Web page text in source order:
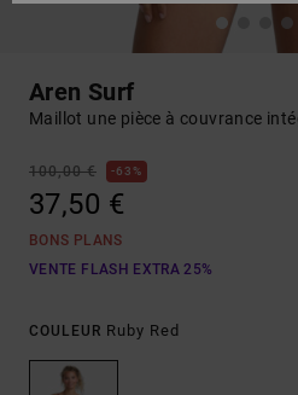
Aren Surf
Maillot une pièce à couvrance
100,00 € 63%
37,50 €
BONS PLANS
VENTE FLASH EXTRA 25%
COULEUR Ruby Red